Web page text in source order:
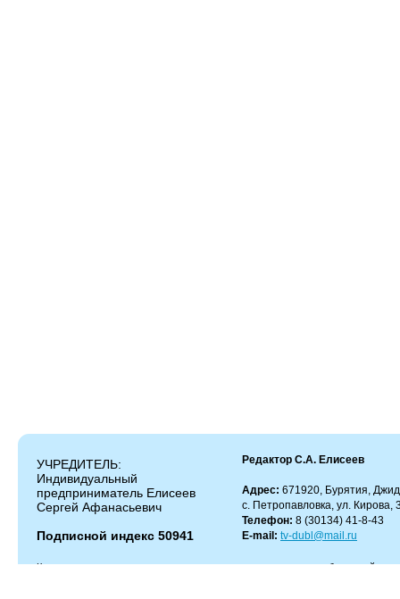
УЧРЕДИТЕЛЬ:
Индивидуальный
предприниматель Елисеев
Сергей Афанасьевич
Подписной индекс 50941
Редактор С.А. Елисеев
Адрес: 671920, Бурятия,
с. Петропавловка, ул. Кирова,
Телефон: 8 (30134) 41-8-43
E-mail: tv-dubl@mail.ru
Копирование и цитирование материалов разрешено только с работающей